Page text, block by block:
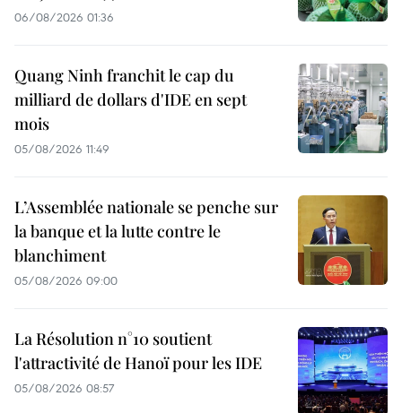
06/08/2026 01:36
Quang Ninh franchit le cap du
milliard de dollars d'IDE en sept
mois
05/08/2026 11:49
L’Assemblée nationale se penche sur
la banque et la lutte contre le
blanchiment
05/08/2026 09:00
La Résolution n°10 soutient
l'attractivité de Hanoï pour les IDE
05/08/2026 08:57